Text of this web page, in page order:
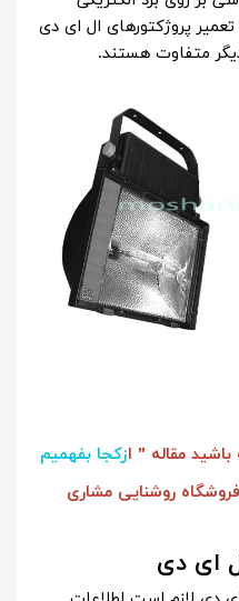
پروژکتورهای ال ای دی
متفاوت هستند.
مقاله " ازکجا بفهمیم
فروشگاه روشنایی مشاری
ای دی